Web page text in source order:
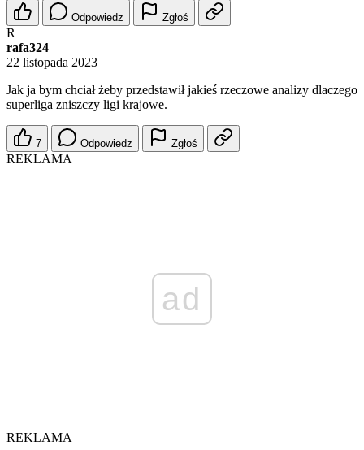
Odpowiedz Zgłoś
R
rafa324
22 listopada 2023
Jak ja bym chciał żeby przedstawił jakieś rzeczowe analizy dlaczego
superliga zniszczy ligi krajowe.
7 Odpowiedz Zgłoś
REKLAMA
ad
REKLAMA